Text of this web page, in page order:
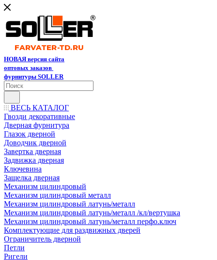
НОВАЯ версия сайта
оптовых заказов
фурнитуры SOLLER
ВЕСЬ КАТАЛОГ
Гвозди декоративные
Дверная фурнитура
Глазок дверной
Доводчик дверной
Завертка дверная
Задвижка дверная
Ключевина
Защелка дверная
Механизм цилиндровый
Механизм цилиндровый металл
Механизм цилиндровый латунь/металл
Механизм цилиндровый латунь/металл /кл/вертушка
Механизм цилиндровый латунь/металл перфо.ключ
Комплектующие для раздвижных дверей
Ограничитель дверной
Петли
Ригели